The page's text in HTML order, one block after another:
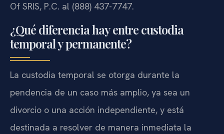
Of SRIS, P.C. al (888) 437-7747.
¿Qué diferencia hay entre custodia
temporal y permanente?
La custodia temporal se otorga durante la
pendencia de un caso más amplio, ya sea un
divorcio o una acción independiente, y está
destinada a resolver de manera inmediata la